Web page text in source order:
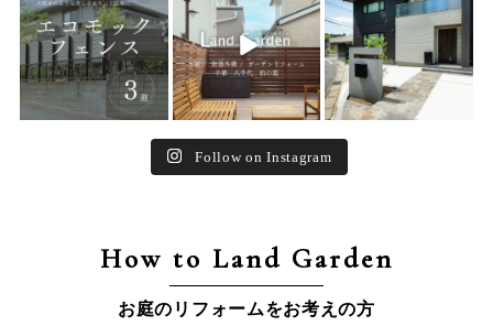
15 0 32 0 24 0
Follow on Instagram
How to Land Garden
お庭のリフォームをお考えの方